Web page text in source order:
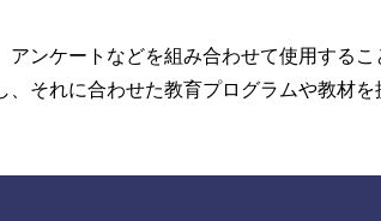
ンケートなどを組み合わせて使用するこ
それに合わせた教育プログラムや教材を